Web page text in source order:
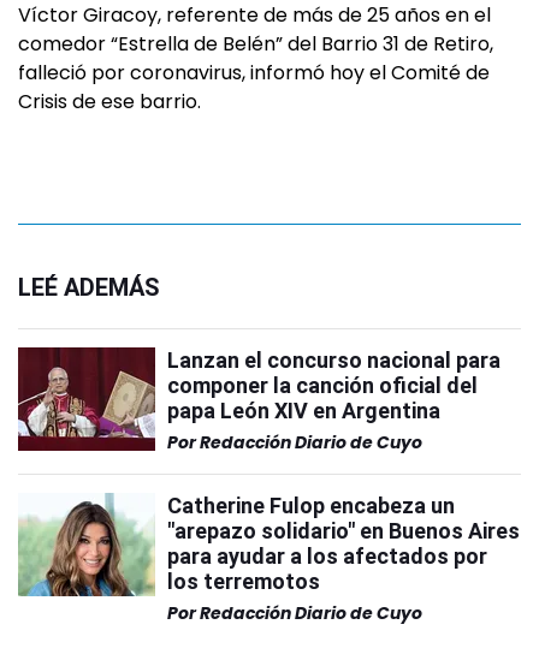
Víctor Giracoy, referente de más de 25 años en el
comedor “Estrella de Belén” del Barrio 31 de Retiro,
falleció por coronavirus, informó hoy el Comité de
Crisis de ese barrio.
LEÉ ADEMÁS
Lanzan el concurso nacional para
componer la canción oficial del
papa León XIV en Argentina
PorRedacción Diario de Cuyo
Catherine Fulop encabeza un
"arepazo solidario" en Buenos Aires
para ayudar a los afectados por
los terremotos
PorRedacción Diario de Cuyo